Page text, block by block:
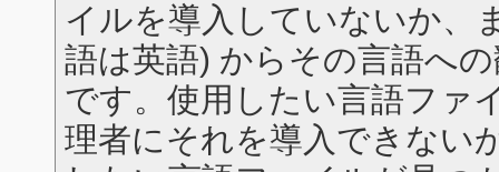
イルを導入していないか、
語は英語) からその言語へ
です。使用したい言語ファ
理者にそれを導入できない